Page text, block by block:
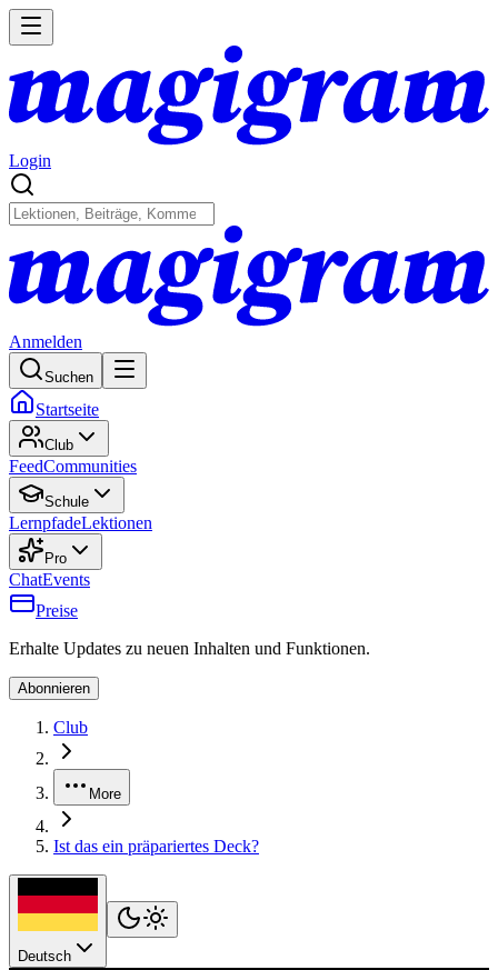
Login
Anmelden
Suchen
Startseite
Club
FeedCommunities
Schule
LernpfadeLektionen
Pro
ChatEvents
Preise
Erhalte Updates zu neuen Inhalten und Funktionen.
Abonnieren
Club
More
Ist das ein präpariertes Deck?
Deutsch